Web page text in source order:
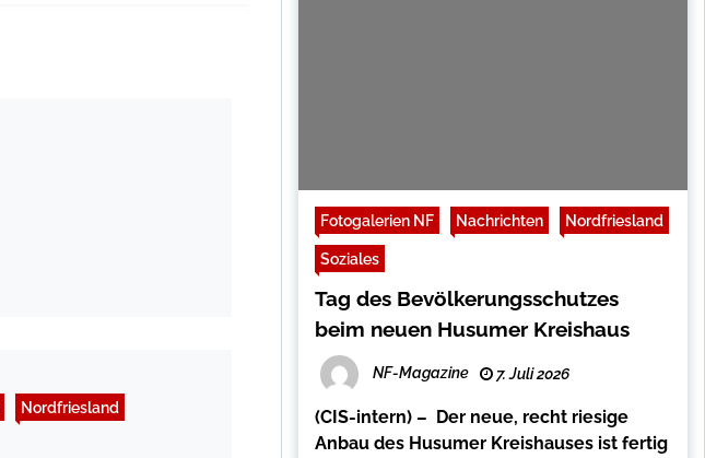
Nordfriesland
Fotogalerien NF Nachrichten Nordfriesland
Soziales
Tag des Bevölkerungsschutzes
beim neuen Husumer Kreishaus
NF-Magazine 7. Juli 2026
(CIS-intern) – Der neue, recht riesige
Anbau des Husumer Kreishauses ist fertig